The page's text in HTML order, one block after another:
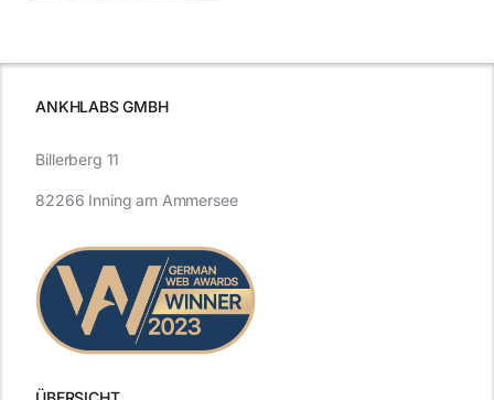
ANKHLABS GMBH
Billerberg 11
82266 Inning am Ammersee